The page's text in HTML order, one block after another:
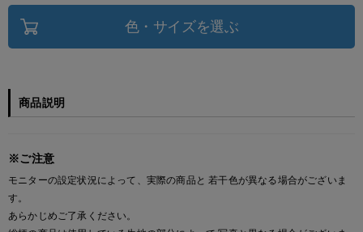
色・サイズを選ぶ
商品説明
※ご注意
モニターの設定状況によって、実際の商品と 若干色が異なる場合がございま
す。
あらかじめご了承ください。